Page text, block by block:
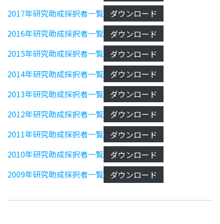
2017年研究助成採択者一覧 ダウンロード
2016年研究助成採択者一覧 ダウンロード
2015年研究助成採択者一覧 ダウンロード
2014年研究助成採択者一覧 ダウンロード
2013年研究助成採択者一覧 ダウンロード
2012年研究助成採択者一覧 ダウンロード
2011年研究助成採択者一覧 ダウンロード
2010年研究助成採択者一覧 ダウンロード
2009年研究助成採択者一覧 ダウンロード